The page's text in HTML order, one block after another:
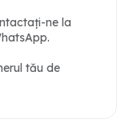
ne la
tău de